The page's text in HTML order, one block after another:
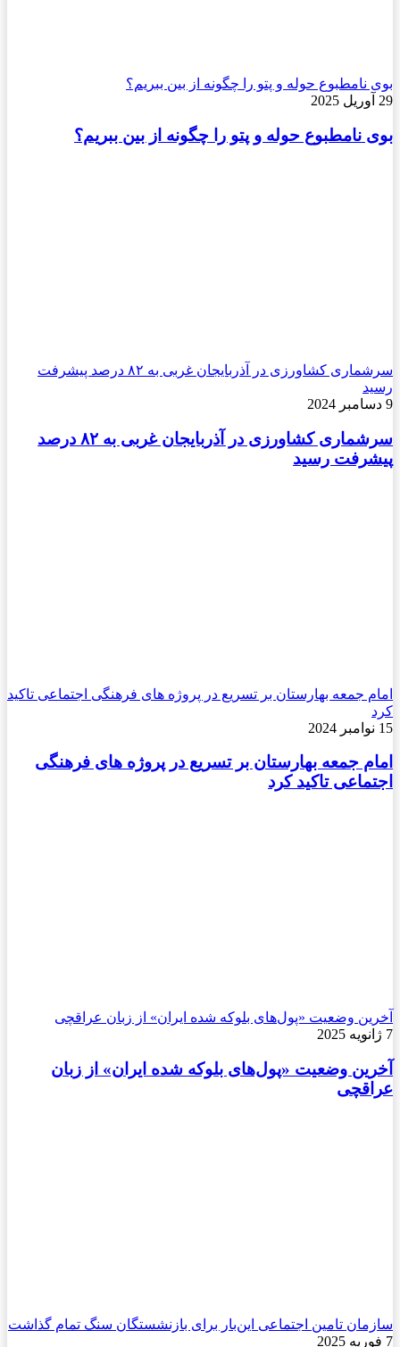
بوی نامطبوع حوله و پتو را چگونه از بین ببریم؟
29 آوریل 2025
بوی نامطبوع حوله و پتو را چگونه از بین ببریم؟
سرشماری کشاورزی در آذربایجان غربی به ۸۲ درصد پیشرفت
رسید
9 دسامبر 2024
سرشماری کشاورزی در آذربایجان غربی به ۸۲ درصد
پیشرفت رسید
امام جمعه بهارستان بر تسریع در پروژه های فرهنگی اجتماعی تاکید
کرد
15 نوامبر 2024
امام جمعه بهارستان بر تسریع در پروژه های فرهنگی
اجتماعی تاکید کرد
آخرین وضعیت «پول‌های بلوکه شده ایران» از زبان عراقچی
7 ژانویه 2025
آخرین وضعیت «پول‌های بلوکه شده ایران» از زبان
عراقچی
سازمان تامین اجتماعی این‌بار برای بازنشستگان سنگ تمام گذاشت
7 فوریه 2025